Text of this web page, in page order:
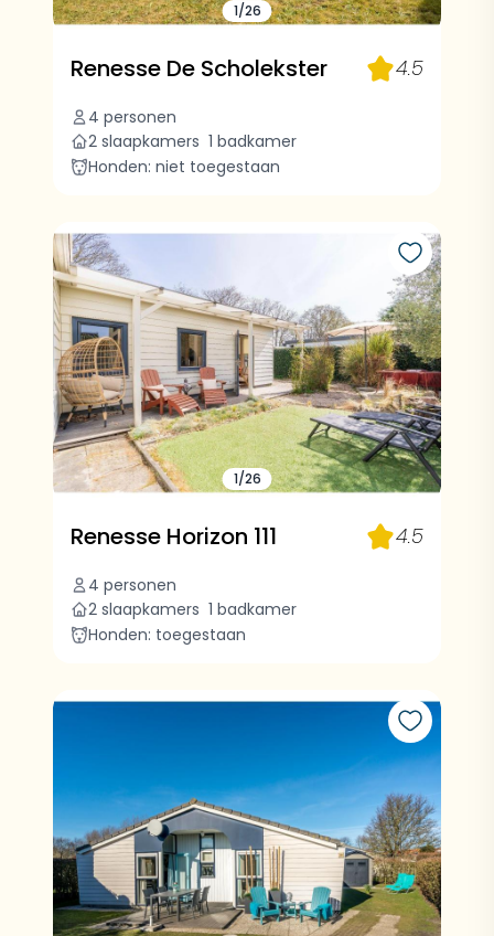
1/26
Renesse De Scholekster
4 personen
2 slaapkamers 1 badkamer
Honden: niet toegestaan
4.5
1/26
Renesse Horizon 111
4 personen
2 slaapkamers 1 badkamer
Honden: toegestaan
4.5